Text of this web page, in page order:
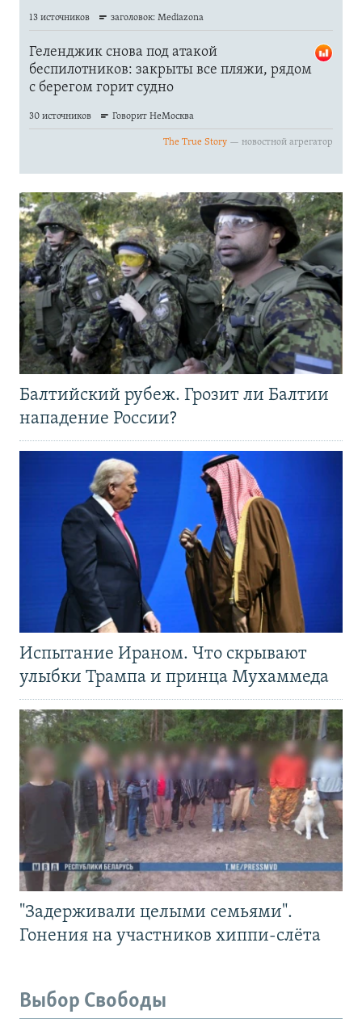
Балтийский рубеж. Грозит ли Балтии
нападение России?
Испытание Ираном. Что скрывают
улыбки Трампа и принца Мухаммеда
"Задерживали целыми семьями".
Гонения на участников хиппи-слёта
Выбор Свободы